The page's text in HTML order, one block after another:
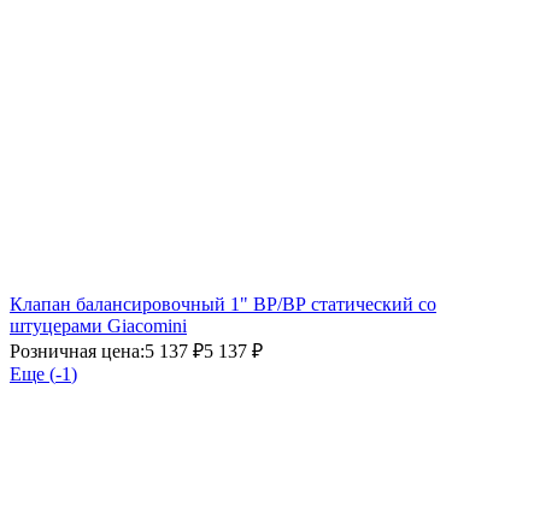
Клапан балансировочный 1" ВР/ВР статический со
штуцерами Giacomini
Розничная цена:5 137 ₽5 137 ₽
Еще (-1)